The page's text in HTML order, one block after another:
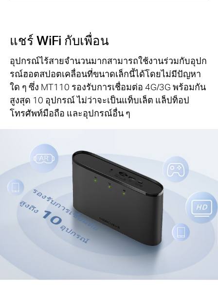
แชร์ WiFi กับเพื่อน
อุปกรณ์ไร้สายจำนวนมากสามารถใช้งานร่วมกับอุปก
รณ์ฮอตสปอตเคลื่อนที่ขนาดเล็กนี้ได้โดยไม่มีปัญหา
ใด ๆ ซึ่ง MT110 รองรับการเชื่อมต่อ 4G/3G พร้อมกัน
สูงสุด 10 อุปกรณ์ ไม่ว่าจะเป็นแท็บเล็ต แล็ปท็อป
โทรศัพท์มือถือ และอุปกรณ์อื่น ๆ
รองรับการเชื่อมต่อ
สูงถึง10
อุปกรณ์